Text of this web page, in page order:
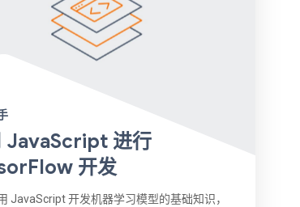
JavaScript 进行
开发
JavaScript 开发机器学习模型的基础知识，